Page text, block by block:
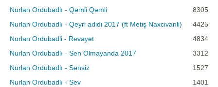
Nurlan Ordubadlı - Qəmli Qəmli
8305
Nurlan Ordubadlı - Qeyri adidi 2017 (ft Metiş Naxcivanli)
4425
Nurlan Ordubadli - Revayet
4834
Nurlan Ordubadlı - Sen Olmayanda 2017
3312
Nurlan Ordubadlı - Sənsiz
1527
Nurlan Ordubadlı - Sev
1401